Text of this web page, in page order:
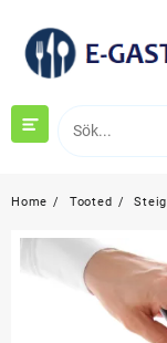
content
Home Tooted